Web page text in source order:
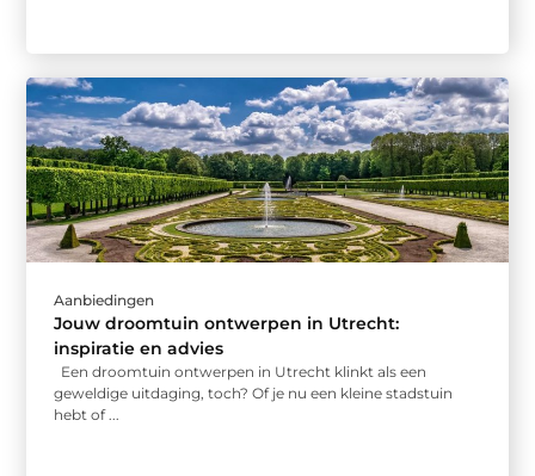
Aanbiedingen
Jouw droomtuin ontwerpen in Utrecht:
inspiratie en advies
Een droomtuin ontwerpen in Utrecht klinkt als een
geweldige uitdaging, toch? Of je nu een kleine stadstuin
hebt of ...